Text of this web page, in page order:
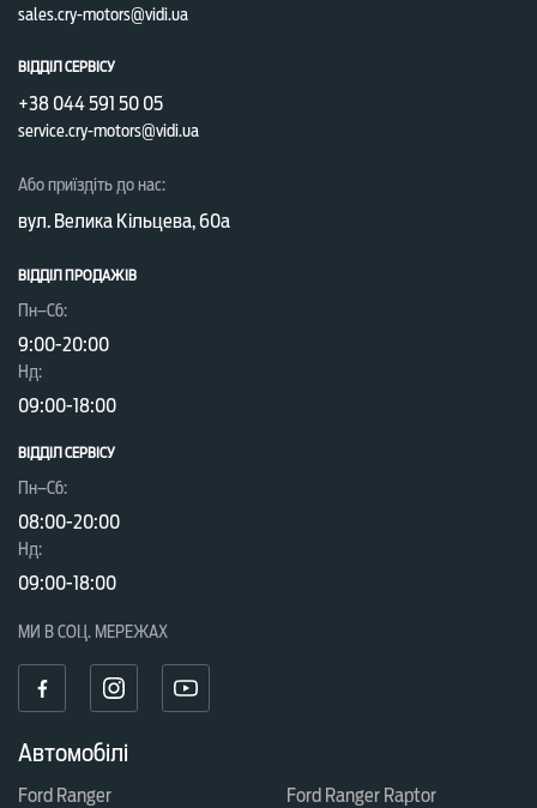
sales.cry-motors@vidi.ua
ВІДДІЛ СЕРВІСУ
+38 044 591 50 05
service.cry-motors@vidi.ua
Або приїздіть до нас:
вул. Велика Кільцева, 60а
ВІДДІЛ ПРОДАЖІВ
Пн–Сб:
9:00-20:00
Нд:
09:00-18:00
ВІДДІЛ CЕРВІСУ
Пн–Сб:
08:00-20:00
Нд:
09:00-18:00
МИ В СОЦ. МЕРЕЖАХ
Автомобілі
Ford Ranger
Ford Ranger Raptor